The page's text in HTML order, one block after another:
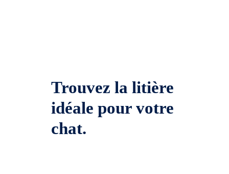
Trouvez la litière
idéale pour votre
chat.